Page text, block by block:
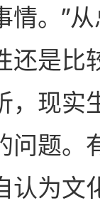
情。”
还是比
，现实
问题。
认为文